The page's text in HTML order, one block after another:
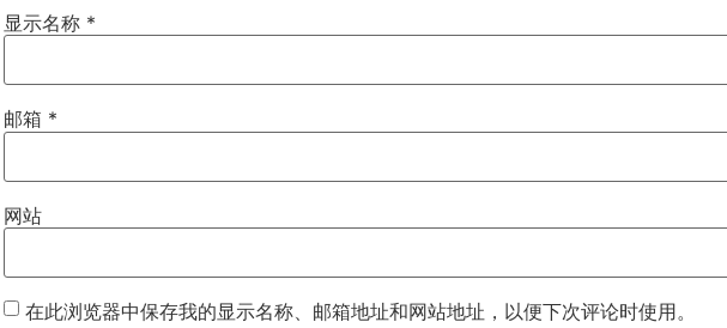
显示名称 *
邮箱 *
网站
在此浏览器中保存我的显示名称、邮箱地址和网站地址，以便下次评论时使用。